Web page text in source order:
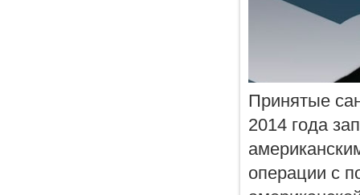
Принятые
2014 года
операции с